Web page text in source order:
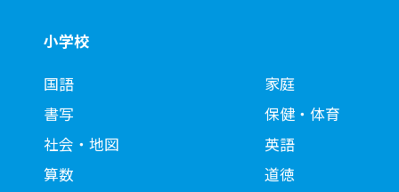
小学校
国語
書写
社会・地図
算数
家庭
保健・体育
英語
道徳